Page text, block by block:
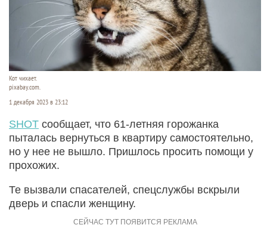
Кот чихает.
pixabay.com.
1 декабря 2023 в 23:12
SHOT сообщает, что 61-летняя горожанка
пыталась вернуться в квартиру самостоятельно,
но у нее не вышло. Пришлось просить помощи у
прохожих.
Те вызвали спасателей, спецслужбы вскрыли
дверь и спасли женщину.